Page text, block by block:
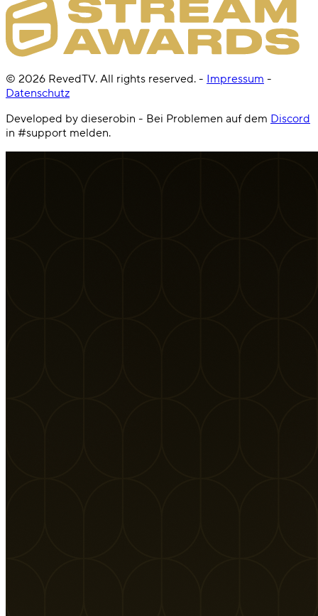
© 2026 RevedTV. All rights reserved. - Impressum -
Datenschutz
Developed by dieserobin - Bei Problemen auf dem Discord
in #support melden.